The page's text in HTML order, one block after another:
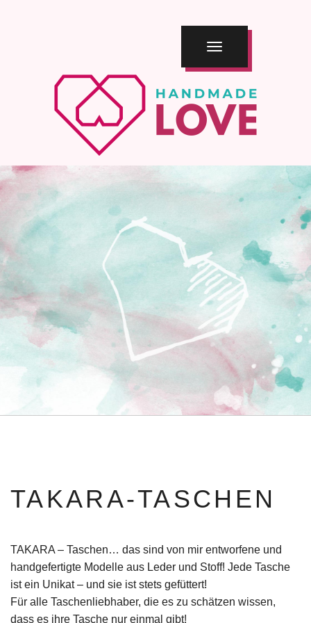
TOGGLE
TAKARA-TASCHEN
TAKARA – Taschen… das sind von mir entworfene und
handgefertigte Modelle aus Leder und Stoff! Jede Tasche
ist ein Unikat – und sie ist stets gefüttert!
Für alle Taschenliebhaber, die es zu schätzen wissen,
dass es ihre Tasche nur einmal gibt!